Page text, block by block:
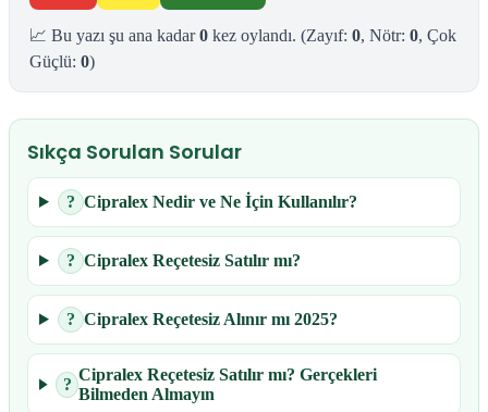
📈 Bu yazı şu ana kadar0 kez oylandı. (Zayıf: 0, Nötr: 0, Çok
Güçlü: 0)
Sıkça Sorulan Sorular
? Cipralex Nedir ve Ne İçin Kullanılır?
? Cipralex Reçetesiz Satılır mı?
? Cipralex Reçetesiz Alınır mı 2025?
?
Cipralex Reçetesiz Satılır mı? Gerçekleri
Bilmeden Almayın